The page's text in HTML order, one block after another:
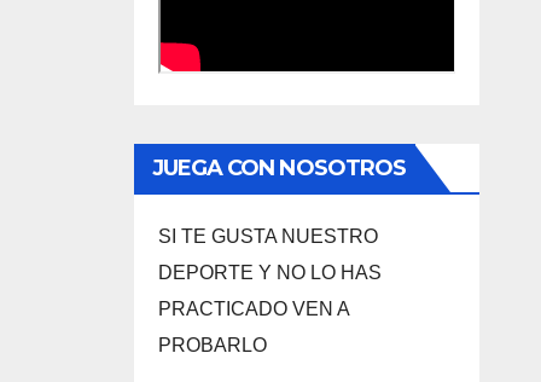
JUEGA CON NOSOTROS
SI TE GUSTA NUESTRO
DEPORTE Y NO LO HAS
PRACTICADO VEN A
PROBARLO